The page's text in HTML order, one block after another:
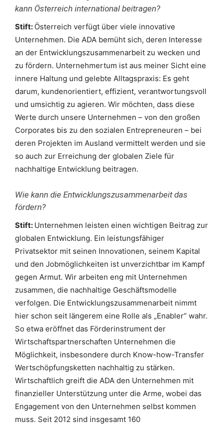
kann Österreich international beitragen?
Stift: Österreich verfügt über viele innovative
Unternehmen. Die ADA bemüht sich, deren Interesse
an der Entwicklungszusammenarbeit zu wecken und
zu fördern. Unternehmertum ist aus meiner Sicht eine
innere Haltung und gelebte Alltagspraxis: Es geht
darum, kundenorientiert, effizient, verantwortungsvoll
und umsichtig zu agieren. Wir möchten, dass diese
Werte durch unsere Unternehmen – von den großen
Corporates bis zu den sozialen Entrepreneuren – bei
deren Projekten im Ausland vermittelt werden und sie
so auch zur Erreichung der globalen Ziele für
nachhaltige Entwicklung beitragen.
Wie kann die Entwicklungszusammenarbeit das
fördern?
Stift: Unternehmen leisten einen wichtigen Beitrag zur
globalen Entwicklung. Ein leistungsfähiger
Privatsektor mit seinen Innovationen, seinem Kapital
und den Jobmöglichkeiten ist unverzichtbar im Kampf
gegen Armut. Wir arbeiten eng mit Unternehmen
zusammen, die nachhaltige Geschäftsmodelle
verfolgen. Die Entwicklungszusammenarbeit nimmt
hier schon seit längerem eine Rolle als „Enabler“ wahr.
So etwa eröffnet das Förderinstrument der
Wirtschaftspartnerschaften Unternehmen die
Möglichkeit, insbesondere durch Know-how-Transfer
Wertschöpfungsketten nachhaltig zu stärken.
Wirtschaftlich greift die ADA den Unternehmen mit
finanzieller Unterstützung unter die Arme, wobei das
Engagement von den Unternehmen selbst kommen
muss. Seit 2012 sind insgesamt 160